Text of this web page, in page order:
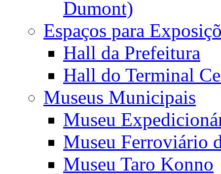
Dumont)
Espaços para
Hall da Prefeitura
Hall do Terminal
Museus Municipais
Museu
Museu Ferroviário
Museu Taro Konno